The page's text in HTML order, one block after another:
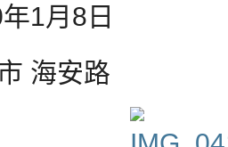
1月8日
海安路